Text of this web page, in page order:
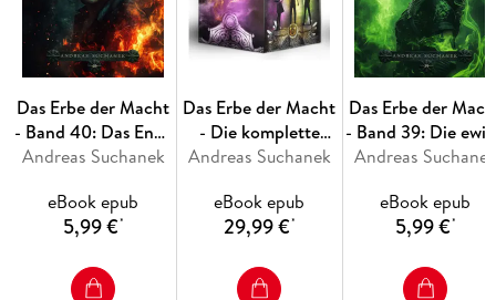
Das Erbe der Macht
- Band 40: Das Ende
des Weges
Andreas Suchanek
eBook epub
5,99 €*
Das Erbe der Macht
- Die komplette
Schattenchronik
Andreas Suchanek
eBook epub
29,99 €*
Das Erbe der
- Band 39: Die
Flamme
Andreas Suchanek
eBook epub
5,99 €*